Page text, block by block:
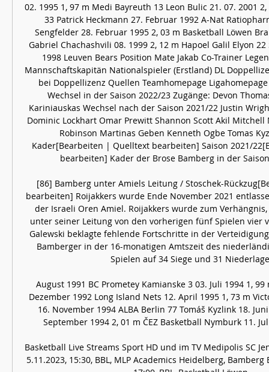
02. 1995 1, 97 m Medi Bayreuth 13 Leon Bulic 21. 07. 2001
33 Patrick Heckmann 27. Februar 1992 A-Nat
Sengfelder 28. Februar 1995 2, 03 m Basketball Löwen
Gabriel Chachashvili 08. 1999 2, 12 m Hapoel Galil Elyon
1998 Leuven Bears Position Mate Jakab Co-Trainer
Mannschaftskapitän Nationalspieler (Erstland) DL
bei Doppellizenz Quellen Teamhomepage
Wechsel in der Saison 2022/23 Zugänge: Devon
Kariniauskas Wechsel nach der Saison 2021/22 Justin
Dominic Lockhart Omar Prewitt Shannon Scott Akil
Robinson Martinas Geben Kenneth Ogbe Tomas
Kader[Bearbeiten | Quelltext bearbeiten] Saison 2021/
bearbeiten] Kader der Brose Bamberg in der
[86] Bamberg unter Amiels Leitung / Stoschek-
bearbeiten] Roijakkers wurde Ende November 2021
der Israeli Oren Amiel. Roijakkers wurde zum
unter seiner Leitung von den vorherigen fünf Spielen vier
Galewski beklagte fehlende Fortschritte in der
Bamberger in der 16-monatigen Amtszeit des
Spielen auf 34 Siege und 31
August 1991 BC Prometey Kamianske 3 03. Juli 1994 1,
Dezember 1992 Long Island Nets 12. April 1995 1, 73 m
16. November 1994 ALBA Berlin 77 Tomáš Kyzlink 18.
September 1994 2, 01 m ČEZ Basketball Nymburk 11.
Basketball Live Streams Sport HD und im TV Medipolis SC
5.11.2023, 15:30, BBL, MLP Academics Heidelberg, Bamberg